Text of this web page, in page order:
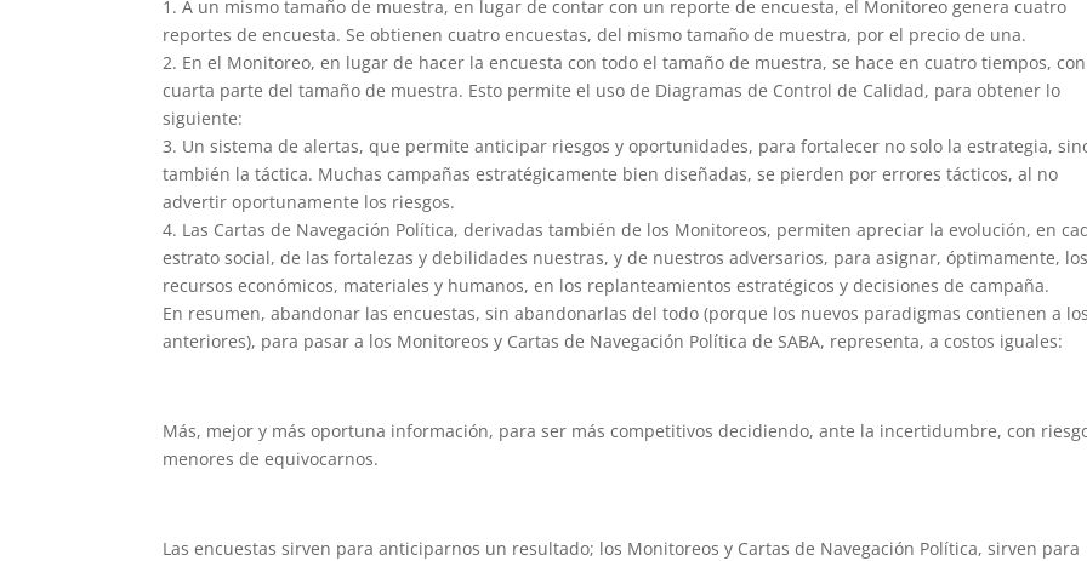
1. A un mismo tamaño de muestra, en lugar de contar con un reporte de encuesta, el Monitoreo genera cuatro
reportes de encuesta. Se obtienen cuatro encuestas, del mismo tamaño de muestra, por el precio de una.
2. En el Monitoreo, en lugar de hacer la encuesta con todo el tamaño de muestra, se hace en cuatro tiempos,
cuarta parte del tamaño de muestra. Esto permite el uso de Diagramas de Control de Calidad, para obtener lo
siguiente:
3. Un sistema de alertas, que permite anticipar riesgos y oportunidades, para fortalecer no solo la estrategia,
también la táctica. Muchas campañas estratégicamente bien diseñadas, se pierden por errores tácticos, al no
advertir oportunamente los riesgos.
4. Las Cartas de Navegación Política, derivadas también de los Monitoreos, permiten apreciar la evolución, en
estrato social, de las fortalezas y debilidades nuestras, y de nuestros adversarios, para asignar, óptimamente,
recursos económicos, materiales y humanos, en los replanteamientos estratégicos y decisiones de campaña.
En resumen, abandonar las encuestas, sin abandonarlas del todo (porque los nuevos paradigmas contienen a
anteriores), para pasar a los Monitoreos y Cartas de Navegación Política de SABA, representa, a costos iguales:
Más, mejor y más oportuna información, para ser más competitivos decidiendo, ante la incertidumbre, con
menores de equivocarnos.
Las encuestas sirven para anticiparnos un resultado; los Monitoreos y Cartas de Navegación Política, sirven para